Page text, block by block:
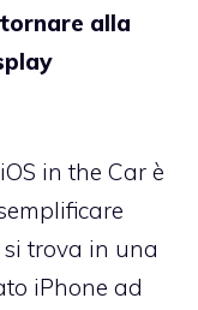
alla
in the Car è
trova in una
iPhone ad